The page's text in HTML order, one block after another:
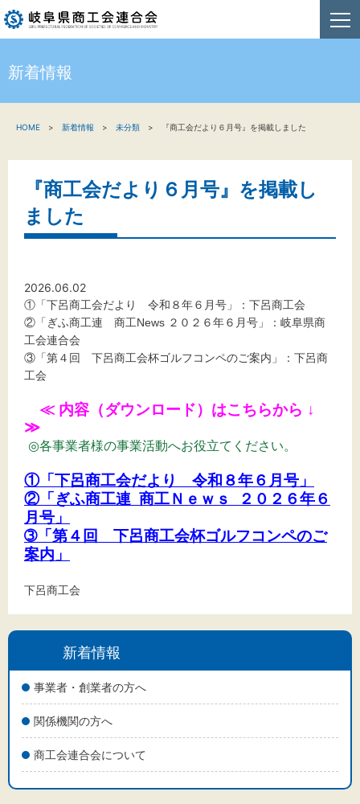
新着情報
文字サイズ
背景色
黒 黄
新着情報
新着情報
事業者・創業者の方へ
関係機関の方へ
商工会連合会について
HOME 新着情報 未分類 『商工会だより６月号』を掲載しました
『商工会だより６月号』を掲載し
ました
2026.06.02
①「下呂商工会だより 令和８年６月号」：下呂商工会
② 「ぎふ商工連 商工News ２０２６年６月号」：岐阜県商
工会連合会
③「第４回 下呂商工会杯ゴルフコンペのご案内」：下呂商
工会
≪ 内容（ダウンロード）はこちらから ↓
≫
◎各事業者様の事業活動へお役立てください。
①「下呂商工会だより 令和８年６月号」
②「ぎふ商工連 商工Ｎｅｗｓ ２０２６年６
月号」
➂「第４回 下呂商工会杯ゴルフコンペのご
案内」
下呂商工会